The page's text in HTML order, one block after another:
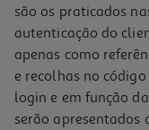
são os praticados
autenticação do
apenas como
e recolhas no
login e em função
serão apresentados